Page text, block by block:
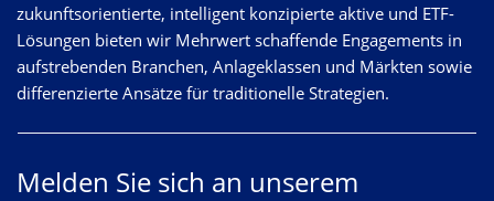
zukunftsorientierte, intelligent konzipierte aktive und ETF-
Lösungen bieten wir Mehrwert schaffende Engagements in
aufstrebenden Branchen, Anlageklassen und Märkten sowie
differenzierte Ansätze für traditionelle Strategien.
Melden Sie sich an unserem